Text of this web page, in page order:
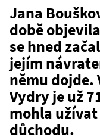
Jana
době
se hned
jejím
němu dojde.
Vydry je už
mohla
důchodu.